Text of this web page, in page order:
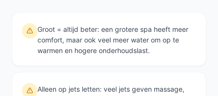
Groot = altijd beter: een grotere spa heeft meer
comfort, maar ook veel meer water om op te
warmen en hogere onderhoudslast.
Alleen op jets letten: veel jets geven massage,